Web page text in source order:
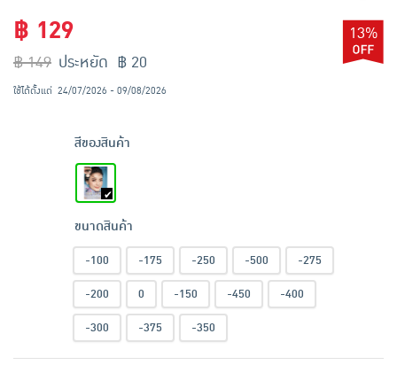
฿ 129
฿ 149
13%
ประหยัด ฿ 20
ใช้ได้ตั้งแต่ 24/07/2026 - 09/08/2026
สีของสินค้า
ขนาดสินค้า
-100 -175 -250 -500
-275
-200
0 -150 -450
-400
-300
-375 -350